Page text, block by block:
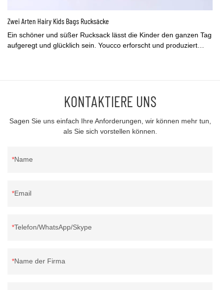
Zwei Arten Hairy Kids Bags Rucksäcke
Ein schöner und süßer Rucksack lässt die Kinder den ganzen Tag
aufgeregt und glücklich sein. Youcco erforscht und produziert
KONTAKTIERE UNS
Sagen Sie uns einfach Ihre Anforderungen, wir können mehr tun,
als Sie sich vorstellen können.
Name
Email
Telefon/WhatsApp/Skype
Name der Firma